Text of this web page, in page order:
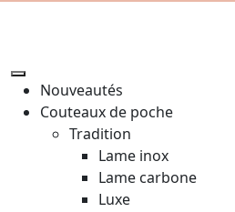
Nouveautés
Couteaux de poche
Tradition
Lame inox
Lame carbone
Luxe